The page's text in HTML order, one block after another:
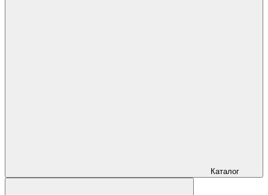
Каталог